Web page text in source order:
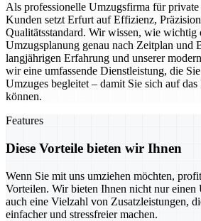
Als professionelle Umzugsfirma für
Kunden setzt Erfurt auf Effizienz,
Qualitätsstandard. Wir wissen, wie wichtig
Umzugsplanung genau nach Zeitplan und
langjährigen Erfahrung und unserer
wir eine umfassende Dienstleistung, die
Umzuges begleitet – damit Sie sich auf das
können.
Features
Diese Vorteile bieten wir Ihnen
Wenn Sie mit uns umziehen möchten,
Vorteilen. Wir bieten Ihnen nicht nur einen
auch eine Vielzahl von Zusatzleistungen,
einfacher und stressfreier machen.